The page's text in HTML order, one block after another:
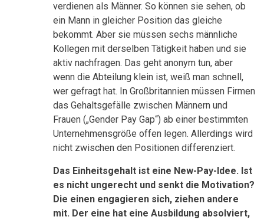
verdienen als Männer. So können sie sehen, ob
ein Mann in gleicher Position das gleiche
bekommt. Aber sie müssen sechs männliche
Kollegen mit derselben Tätigkeit haben und sie
aktiv nachfragen. Das geht anonym tun, aber
wenn die Abteilung klein ist, weiß man schnell,
wer gefragt hat. In Großbritannien müssen Firmen
das Gehaltsgefälle zwischen Männern und
Frauen („Gender Pay Gap“) ab einer bestimmten
Unternehmensgröße offen legen. Allerdings wird
nicht zwischen den Positionen differenziert.
Das Einheitsgehalt ist eine New-Pay-Idee. Ist
es nicht ungerecht und senkt die Motivation?
Die einen engagieren sich, ziehen andere
mit. Der eine hat eine Ausbildung absolviert,